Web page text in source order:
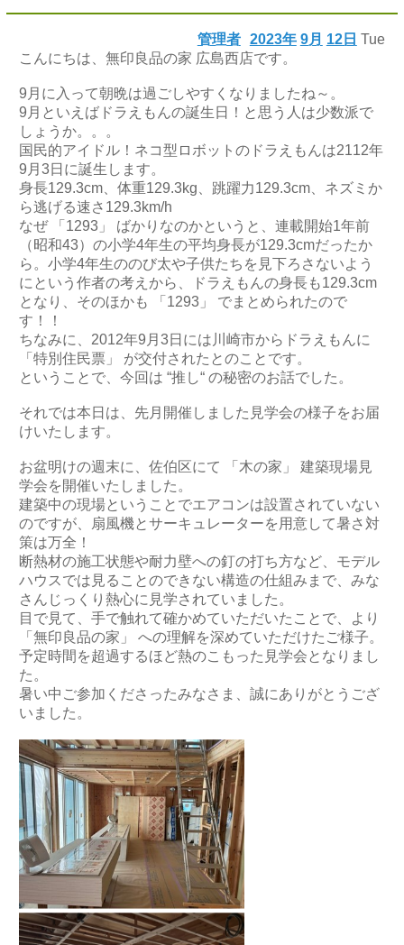
2023年 9月 12日 Tue
管理者
こんにちは、無印良品の家 広島西店です。
9月に入って朝晩は過ごしやすくなりましたね～。
9月といえばドラえもんの誕生日！と思う人は少数派で
しょうか。。。
国民的アイドル！ネコ型ロボットのドラえもんは2112年
9月3日に誕生します。
身長129.3cm、体重129.3kg、跳躍力129.3cm、ネズミか
ら逃げる速さ129.3km/h
なぜ 「1293」 ばかりなのかというと、連載開始1年前
（昭和43）の小学4年生の平均身長が129.3cmだったか
ら。小学4年生ののび太や子供たちを見下ろさないよう
にという作者の考えから、ドラえもんの身長も129.3cm
となり、そのほかも 「1293」 でまとめられたので
す！！
ちなみに、2012年9月3日には川崎市からドラえもんに
「特別住民票」 が交付されたとのことです。
ということで、今回は “推し“ の秘密のお話でした。
それでは本日は、先月開催しました見学会の様子をお届
けいたします。
お盆明けの週末に、佐伯区にて 「木の家」 建築現場見
学会を開催いたしました。
建築中の現場ということでエアコンは設置されていない
のですが、扇風機とサーキュレーターを用意して暑さ対
策は万全！
断熱材の施工状態や耐力壁への釘の打ち方など、モデル
ハウスでは見ることのできない構造の仕組みまで、みな
さんじっくり熱心に見学されていました。
目で見て、手で触れて確かめていただいたことで、より
「無印良品の家」 への理解を深めていただけたご様子。
予定時間を超過するほど熱のこもった見学会となりまし
た。
暑い中ご参加くださったみなさま、誠にありがとうござ
いました。